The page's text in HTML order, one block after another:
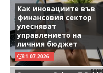
Как иновациите във
финансовия сектор
улесняват
управлението на
личния бюджет
31.07.2026